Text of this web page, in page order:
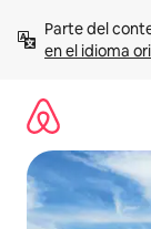
contenido
Parte del
en el idioma